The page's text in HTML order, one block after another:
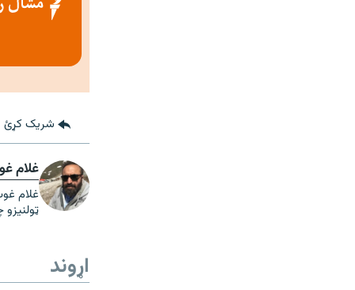
شریک کړئ
غلام
غلام
اړوند